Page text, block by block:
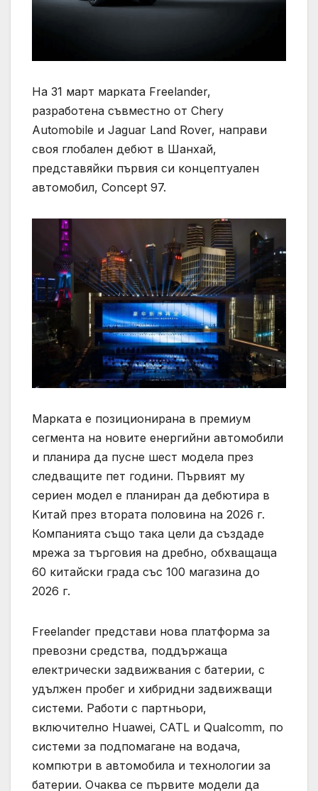
На 31 март марката Freelander,
разработена съвместно от Chery
Automobile и Jaguar Land Rover, направи
своя глобален дебют в Шанхай,
представяйки първия си концептуален
автомобил, Concept 97.
Марката е позиционирана в премиум
сегмента на новите енергийни автомобили
и планира да пусне шест модела през
следващите пет години. Първият му
сериен модел е планиран да дебютира в
Китай през втората половина на 2026 г.
Компанията също така цели да създаде
мрежа за търговия на дребно, обхващаща
60 китайски града със 100 магазина до
2026 г.
Freelander представи нова платформа за
превозни средства, поддържаща
електрически задвижвания с батерии, с
удължен пробег и хибридни задвижващи
системи. Работи с партньори,
включително Huawei, CATL и Qualcomm, по
системи за подпомагане на водача,
компютри в автомобила и технологии за
батерии. Очаква се първите модели да